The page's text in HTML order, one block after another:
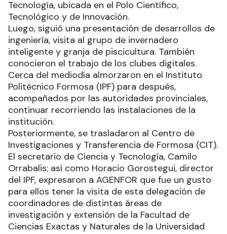
Tecnología, ubicada en el Polo Científico,
Tecnológico y de Innovación.
Luego, siguió una presentación de desarrollos de
ingeniería, visita al grupo de invernadero
inteligente y granja de piscicultura. También
conocieron el trabajo de los clubes digitales.
Cerca del mediodía almorzaron en el Instituto
Politécnico Formosa (IPF) para después,
acompañados por las autoridades provinciales,
continuar recorriendo las instalaciones de la
institución.
Posteriormente, se trasladaron al Centro de
Investigaciones y Transferencia de Formosa (CIT).
El secretario de Ciencia y Tecnología, Camilo
Orrabalis; así como Horacio Gorostegui, director
del IPF, expresaron a AGENFOR que fue un gusto
para ellos tener la visita de esta delegación de
coordinadores de distintas áreas de
investigación y extensión de la Facultad de
Ciencias Exactas y Naturales de la Universidad